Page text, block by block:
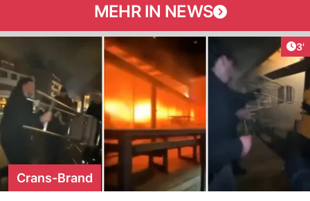
MEHR IN NEWS
3'
Crans-Brand